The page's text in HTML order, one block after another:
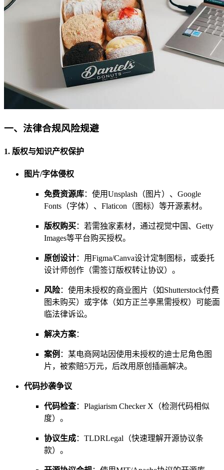
一、法律合规风险规避
1. 版权与知识产权保护
图片/字体侵权
免费资源库：使用Unsplash（图片）、Google
Fonts（字体）、Flaticon（图标）等开源素材。
版权购买：若需独家素材，通过视觉中国、Getty
Images等平台购买授权。
原创设计：用Figma/Canva设计定制图标，或委托
设计师创作（需签订版权转让协议）。
风险：使用未授权的商业图片（如Shutterstock付费
图未购买）或字体（如方正兰亭黑需授权）可能面
临法律诉讼。
解决方案：
案例 ：某电商网站因使用未授权的迪士尼角色图
片，被索赔5万元，后改用原创插画解决。
代码抄袭争议
代码检查：Plagiarism Checker X（检测代码相似
度）。
协议生成：TLDRLegal（快速理解开源协议条
款）。